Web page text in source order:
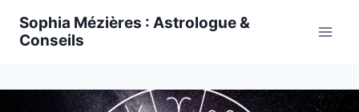
Sophia Mézières : Astrologue &
Conseils